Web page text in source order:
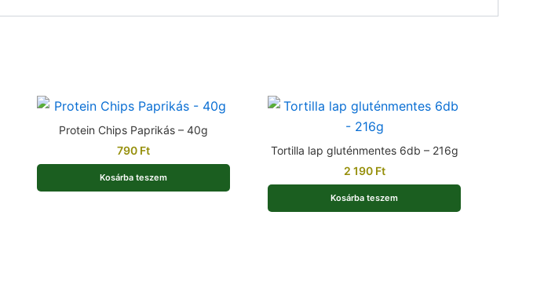
Protein Chips Paprikás – 40g
790 Ft
Kosárba teszem
Tortilla lap gluténmentes 6db – 216g
2 190 Ft
Kosárba teszem